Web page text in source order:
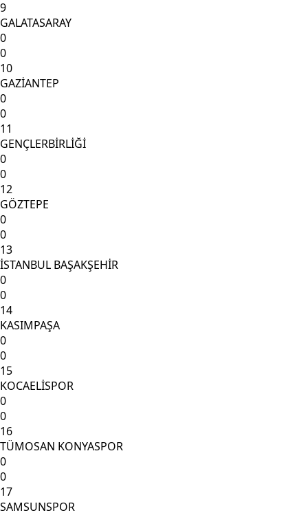
9
GALATASARAY
0
0
10
GAZİANTEP
0
0
11
GENÇLERBİRLİĞİ
0
0
12
GÖZTEPE
0
0
13
İSTANBUL BAŞAKŞEHİR
0
0
14
KASIMPAŞA
0
0
15
KOCAELİSPOR
0
0
16
TÜMOSAN KONYASPOR
0
0
17
SAMSUNSPOR